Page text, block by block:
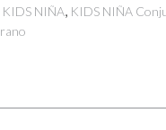
KIDS NIÑA, KIDS NIÑA